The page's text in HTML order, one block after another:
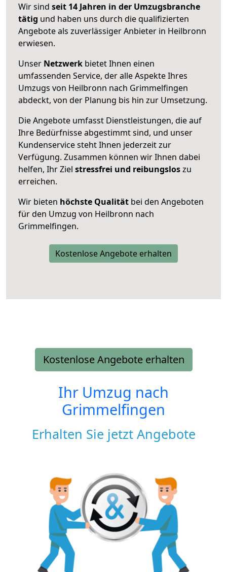
Wir sind seit 14 Jahren in der Umzugsbranche
tätig und haben uns durch die qualifizierten
Angebote als zuverlässiger Anbieter in Heilbronn
erwiesen.
Unser Netzwerk bietet Ihnen einen
umfassenden Service, der alle Aspekte Ihres
Umzugs von Heilbronn nach Grimmelfingen
abdeckt, von der Planung bis hin zur Umsetzung.
Die Angebote umfasst Dienstleistungen, die auf
Ihre Bedürfnisse abgestimmt sind, und unser
Kundenservice steht Ihnen jederzeit zur
Verfügung. Zusammen können wir Ihnen dabei
helfen, Ihr Ziel stressfrei und reibungsloszu
erreichen.
Wir bieten höchste Qualität bei den Angeboten
für den Umzug von Heilbronn nach
Grimmelfingen.
Kostenlose Angebote erhalten
Kostenlose Angebote erhalten
Ihr Umzug nach
Grimmelfingen
Erhalten Sie jetzt Angebote